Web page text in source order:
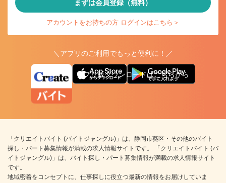
まずは会員登録（無料）
アカウントをお持ちの方 ログインはこちら＞
＼アプリのご利用でもっと便利に！／
アプリ版ダウンロードはこちらから
「クリエイトバイト (バイトジャングル)」は、静岡市葵区・その他のバイト
探し・パート募集情報が満載の求人情報サイトです。 「クリエイトバイト (バ
イトジャングル)」は、バイト探し・パート募集情報が満載の求人情報サイト
です。
地域密着をコンセプトに、仕事探しに役立つ最新の情報をお届けしていま